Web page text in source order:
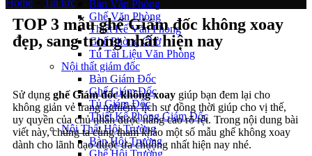
Bàn Văn Phòng
Ghế Văn Phòng
Thiết Kế Văn Phòng
Ghế Phòng Chờ
Tủ Tài Liệu Văn Phòng
Nội thất giám đốc
Bàn Giám Đốc
Ghế Giám Đốc
Tủ Giám Đốc
Thiết Kế Phòng Giám Đốc
Nội Thất Hội Trường
Bàn Hội Trường
Ghế Hội Trường
Home Tin tức
TOP 3 mẫu ghế Giám đốc không xoay
đẹp, sang trọng nhất hiện nay
Sử dụng ghế Giám đốc không xoay giúp bạn đem lại cho
không giản vẻ trang nghiêm, lịch sự đồng thời giúp cho vị thế,
uy quyền của chủ nhân được nâng cao rõ rệt. Trong nội dung bài
viết này, chúng ta cùng tham khảo một số mẫu ghế không xoay
dành cho lãnh đạo được ưa chuộng nhất hiện nay nhé.